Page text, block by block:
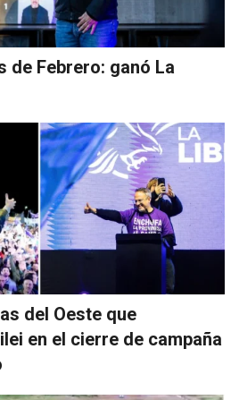
de Febrero: ganó La
del Oeste que
en el cierre de campaña